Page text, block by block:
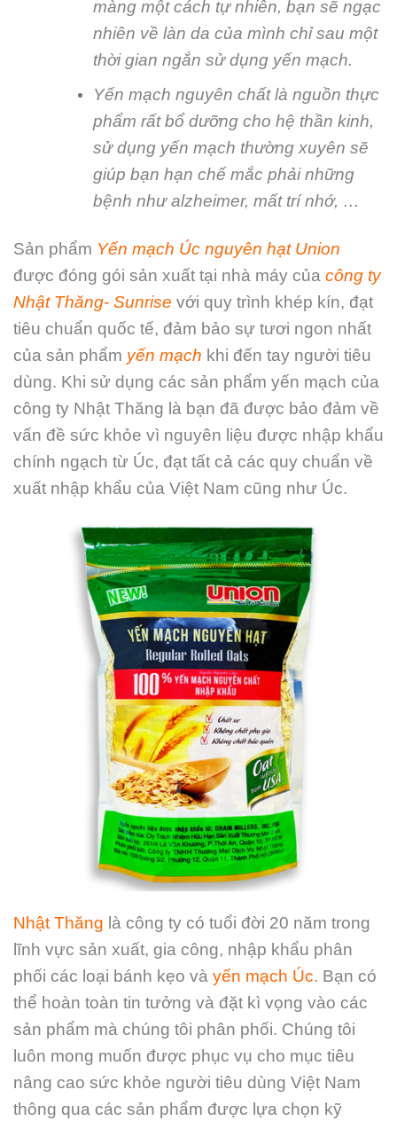
màng một cách tự nhiên, bạn sẽ ngạc
nhiên về làn da của mình chỉ sau một
thời gian ngắn sử dụng yến mạch.
Yến mạch nguyên chất là nguồn thực
phẩm rất bổ dưỡng cho hệ thần kinh,
sử dụng yến mạch thường xuyên sẽ
giúp bạn hạn chế mắc phải những
bệnh như alzheimer, mất trí nhớ, …
Sản phẩm Yến mạch Úc nguyên hạt Union
được đóng gói sản xuất tại nhà máy của công ty
Nhật Thăng- Sunrise với quy trình khép kín, đạt
tiêu chuẩn quốc tế, đảm bảo sự tươi ngon nhất
của sản phẩm yến mạch khi đến tay người tiêu
dùng. Khi sử dụng các sản phẩm yến mạch của
công ty Nhật Thăng là bạn đã được bảo đảm về
vấn đề sức khỏe vì nguyên liệu được nhập khẩu
chính ngạch từ Úc, đạt tất cả các quy chuẩn về
xuất nhập khẩu của Việt Nam cũng như Úc.
Nhật Thăng là công ty có tuổi đời 20 năm trong
lĩnh vực sản xuất, gia công, nhập khẩu phân
phối các loại bánh kẹo và yến mạch Úc. Bạn có
thể hoàn toàn tin tưởng và đặt kì vọng vào các
sản phẩm mà chúng tôi phân phối. Chúng tôi
luôn mong muốn được phục vụ cho mục tiêu
nâng cao sức khỏe người tiêu dùng Việt Nam
thông qua các sản phẩm được lựa chọn kỹ